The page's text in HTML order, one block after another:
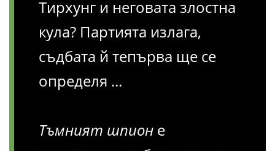
Тирхунг и неговата злостна
кула? Партията излага,
съдбата й тепърва ще се
определя ...
Тъмният шпион е